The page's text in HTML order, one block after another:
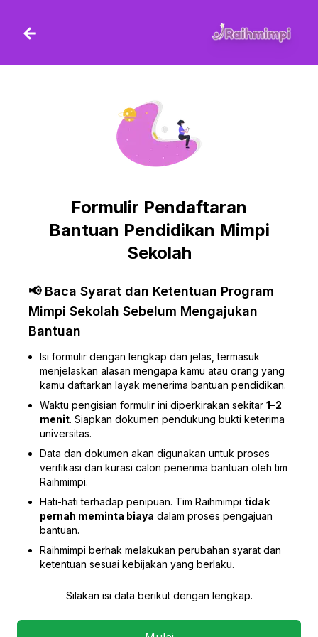
Formulir Pendaftaran
Bantuan Pendidikan Mimpi
Sekolah
📢 Baca Syarat dan Ketentuan Program
Mimpi Sekolah Sebelum Mengajukan
Bantuan
Isi formulir dengan lengkap dan jelas, termasuk
menjelaskan alasan mengapa kamu atau orang yang
kamu daftarkan layak menerima bantuan pendidikan.
Waktu pengisian formulir ini diperkirakan sekitar 1–2
menit. Siapkan dokumen pendukung bukti keterima
universitas.
Data dan dokumen akan digunakan untuk proses
verifikasi dan kurasi calon penerima bantuan oleh tim
Raihmimpi.
Hati-hati terhadap penipuan. Tim Raihmimpi tidak
pernah meminta biaya dalam proses pengajuan
bantuan.
Raihmimpi berhak melakukan perubahan syarat dan
ketentuan sesuai kebijakan yang berlaku.
Silakan isi data berikut dengan lengkap.